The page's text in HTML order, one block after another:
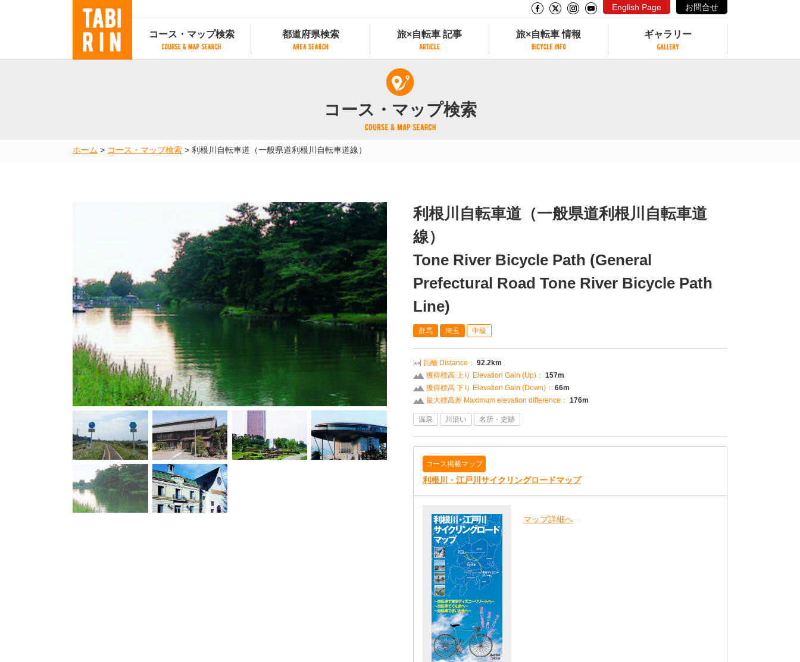
English Page お問合せ
コース・マップ検索
地図から検索
都道府県検索
都道府県別サイクリング情報
旅×自転車 記事
旅×自転車 記事
記事一覧
カテゴリから探す
旅×自転車 情報
サイクリストにやさしい宿
サイクルトレイン
子供用自転車があるレンタサイクル
タンデム自転車があるレンタサイクル
鉄道駅に近いレンタサイクル
レンタサイクルがある道の駅
自転車店
ギャラリー
コース・マップ検索
ホーム > コース・マップ検索 > 利根川自転車道（一般県道利根川自転車道線）
利根川自転車道（一般県道利根川自転車道
線）
Tone River Bicycle Path (General
Prefectural Road Tone River Bicycle Path
Line)
群馬 埼玉 中級
距離 Distance： 92.2km
獲得標高 上り Elevation Gain (Up)： 157m
獲得標高 下り Elevation Gain (Down)： 66m
最大標高差 Maximum elevation difference： 176m
温泉 川沿い 名所・史跡
コース掲載マップ
利根川・江戸川サイクリングロードマップ
マップ詳細へ